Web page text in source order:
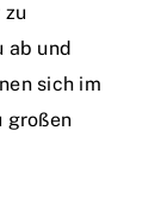
ab und
sich im
großen